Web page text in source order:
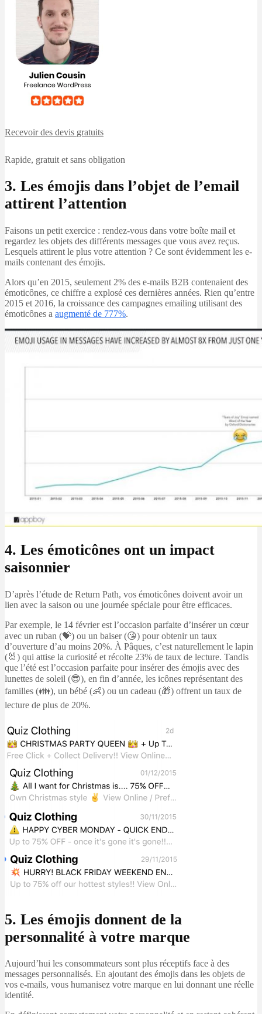
Recevoir des devis gratuits
Rapide, gratuit et sans obligation
3. Les émojis dans l’objet de l’email
attirent l’attention
Faisons un petit exercice : rendez-vous dans votre boîte mail et
regardez les objets des différents messages que vous avez reçus.
Lesquels attirent le plus votre attention ? Ce sont évidemment les e-
mails contenant des émojis.
Alors qu’en 2015, seulement 2% des e-mails B2B contenaient des
émoticônes, ce chiffre a explosé ces dernières années. Rien qu’entre
2015 et 2016, la croissance des campagnes emailing utilisant des
émoticônes a augmenté de 777%.
4. Les émoticônes ont un impact
saisonnier
D’après l’étude de Return Path, vos émoticônes doivent avoir un
lien avec la saison ou une journée spéciale pour être efficaces.
Par exemple, le 14 février est l’occasion parfaite d’insérer un cœur
avec un ruban (💝) ou un baiser (😘) pour obtenir un taux
d’ouverture d’au moins 20%. À Pâques, c’est naturellement le lapin
(🐰) qui attise la curiosité et récolte 23% de taux de lecture. Tandis
que l’été est l’occasion parfaite pour insérer des émojis avec des
lunettes de soleil (😎), en fin d’année, les icônes représentant des
familles (👪), un bébé (👶) ou un cadeau (🎁) offrent un taux de
lecture de plus de 20%.
5. Les émojis donnent de la
personnalité à votre marque
Aujourd’hui les consommateurs sont plus réceptifs face à des
messages personnalisés. En ajoutant des émojis dans les objets de
vos e-mails, vous humanisez votre marque en lui donnant une réelle
identité.